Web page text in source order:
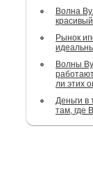
Волна
красивый
Рынок
Волны
ли этих
Деньги в
там, где